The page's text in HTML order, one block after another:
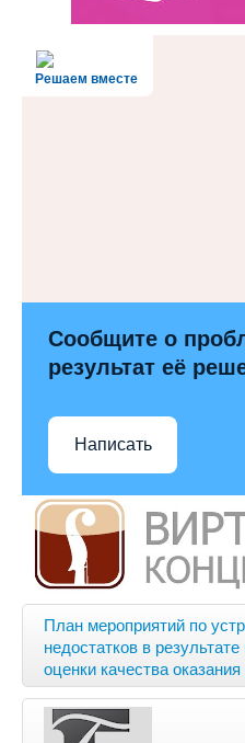
Решаем вместе
Сообщите о
результат её
Написать
План мероприятий по
недостатков в
оценки качества оказания